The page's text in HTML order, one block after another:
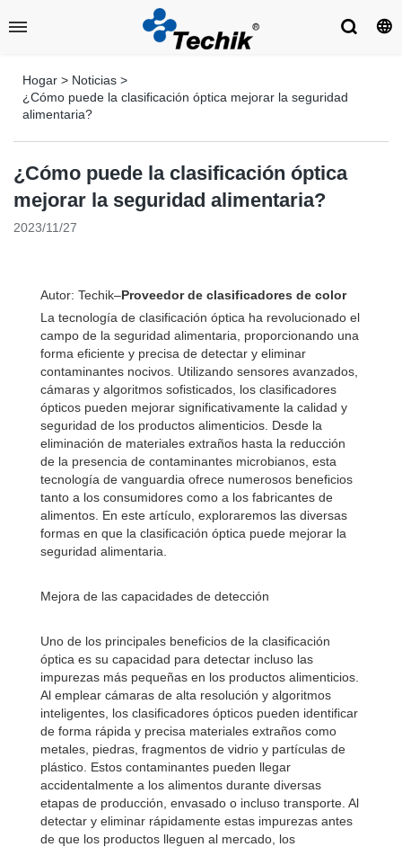
Hogar > Noticias >
¿Cómo puede la clasificación óptica mejorar la seguridad
alimentaria?
¿Cómo puede la clasificación óptica
mejorar la seguridad alimentaria?
2023/11/27
Autor: Techik–Proveedor de clasificadores de color
La tecnología de clasificación óptica ha revolucionado el
campo de la seguridad alimentaria, proporcionando una
forma eficiente y precisa de detectar y eliminar
contaminantes nocivos. Utilizando sensores avanzados,
cámaras y algoritmos sofisticados, los clasificadores
ópticos pueden mejorar significativamente la calidad y
seguridad de los productos alimenticios. Desde la
eliminación de materiales extraños hasta la reducción
de la presencia de contaminantes microbianos, esta
tecnología de vanguardia ofrece numerosos beneficios
tanto a los consumidores como a los fabricantes de
alimentos. En este artículo, exploraremos las diversas
formas en que la clasificación óptica puede mejorar la
seguridad alimentaria.
Mejora de las capacidades de detección
Uno de los principales beneficios de la clasificación
óptica es su capacidad para detectar incluso las
impurezas más pequeñas en los productos alimenticios.
Al emplear cámaras de alta resolución y algoritmos
inteligentes, los clasificadores ópticos pueden identificar
de forma rápida y precisa materiales extraños como
metales, piedras, fragmentos de vidrio y partículas de
plástico. Estos contaminantes pueden llegar
accidentalmente a los alimentos durante diversas
etapas de producción, envasado o incluso transporte. Al
detectar y eliminar rápidamente estas impurezas antes
de que los productos lleguen al mercado, los